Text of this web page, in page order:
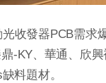
收發器PCB需求
-KY、華通、欣
料題材。